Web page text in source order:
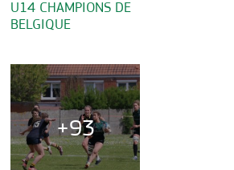
U14 CHAMPIONS DE
BELGIQUE
+93